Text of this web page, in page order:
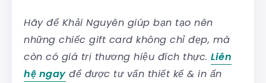
Hãy để Khải Nguyên giúp bạn tạo nên
những chiếc gift card không chỉ đẹp, mà
còn có giá trị thương hiệu đích thực. Liên
hệ ngayđể được tư vấn thiết kế & in ấn